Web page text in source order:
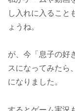
し入れに入ること
ょうね。
が、今「息子の好
スになってみたら
になりました。